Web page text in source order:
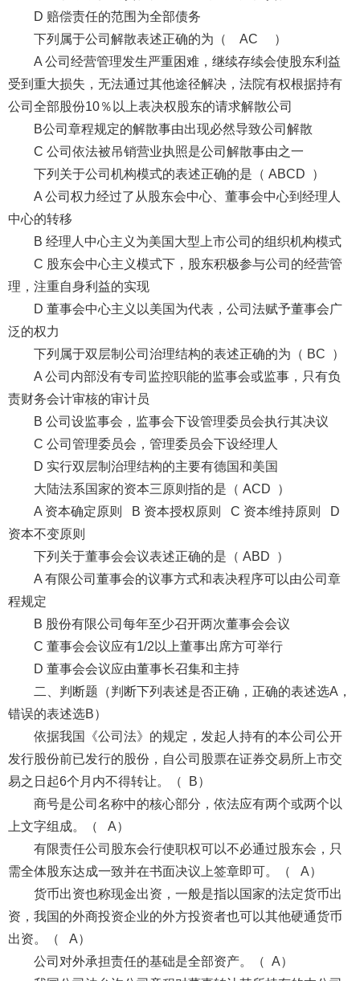
D 赔偿责任的范围为全部债务
下列属于公司解散表述正确的为（ AC ）
A 公司经营管理发生严重困难，继续存续会使股东利益
受到重大损失，无法通过其他途径解决，法院有权根据持有
公司全部股份10％以上表决权股东的请求解散公司
B公司章程规定的解散事由出现必然导致公司解散
C 公司依法被吊销营业执照是公司解散事由之一
下列关于公司机构模式的表述正确的是（ ABCD ）
A 公司权力经过了从股东会中心、董事会中心到经理人
中心的转移
B 经理人中心主义为美国大型上市公司的组织机构模式
C 股东会中心主义模式下，股东积极参与公司的经营管
理，注重自身利益的实现
D 董事会中心主义以美国为代表，公司法赋予董事会广
泛的权力
下列属于双层制公司治理结构的表述正确的为（ BC ）
A 公司内部没有专司监控职能的监事会或监事，只有负
责财务会计审核的审计员
B 公司设监事会，监事会下设管理委员会执行其决议
C 公司管理委员会，管理委员会下设经理人
D 实行双层制治理结构的主要有德国和美国
大陆法系国家的资本三原则指的是（ ACD ）
A 资本确定原则 B 资本授权原则 C 资本维持原则 D
资本不变原则
下列关于董事会会议表述正确的是（ ABD ）
A 有限公司董事会的议事方式和表决程序可以由公司章
程规定
B 股份有限公司每年至少召开两次董事会会议
C 董事会会议应有1/2以上董事出席方可举行
D 董事会会议应由董事长召集和主持
二、判断题（判断下列表述是否正确，正确的表述选A，
错误的表述选B）
依据我国《公司法》的规定，发起人持有的本公司公开
发行股份前已发行的股份，自公司股票在证券交易所上市交
易之日起6个月内不得转让。（ B）
商号是公司名称中的核心部分，依法应有两个或两个以
上文字组成。（ A）
有限责任公司股东会行使职权可以不必通过股东会，只
需全体股东达成一致并在书面决议上签章即可。（ A）
货币出资也称现金出资，一般是指以国家的法定货币出
资，我国的外商投资企业的外方投资者也可以其他硬通货币
出资。（ A）
公司对外承担责任的基础是全部资产。（ A）